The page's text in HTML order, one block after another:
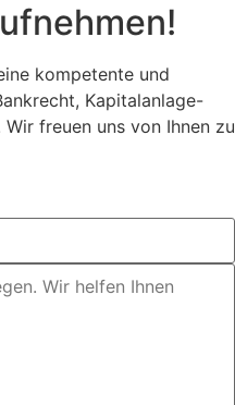
kompetente und
Kapi­tal­anlage-
freuen uns von Ihnen zu